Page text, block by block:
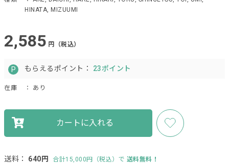
HINATA, MIZUUMI
2,585 円（税込）
もらえるポイント： 23ポイント
在庫 ： あり
カートに入れる
送料： 640円 合計15,000円（税込）で 送料無料！